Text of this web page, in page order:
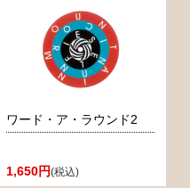
ワード・ア・ラウンド2
1,650円(税込)